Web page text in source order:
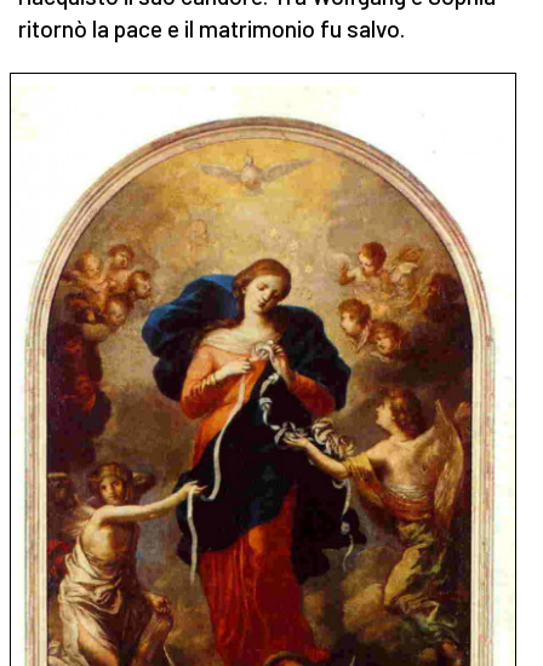
ritornò la pace e il matrimonio fu salvo.